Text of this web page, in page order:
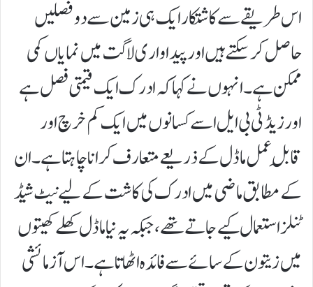
اس طریقے سے کاشتکار ایک ہی زمین سے دو فصلیں
حاصل کر سکتے ہیں اور پیداواری لاگت میں نمایاں کمی
ممکن ہے۔انہوں نے کہا کہ ادرک ایک قیمتی فصل ہے
اور زیڈ ٹی بی ایل اسے کسانوں میں ایک کم خرچ اور
قابلِ عمل ماڈل کے ذریعے متعارف کرانا چاہتا ہے۔ ان
کے مطابق ماضی میں ادرک کی کاشت کے لیے نیٹ شیڈ
ٹنلز استعمال کیے جاتے تھے، جبکہ یہ نیا ماڈل کھلے کھیتوں
میں زیتون کے سائے سے فائدہ اٹھاتا ہے۔اس آزمائشی